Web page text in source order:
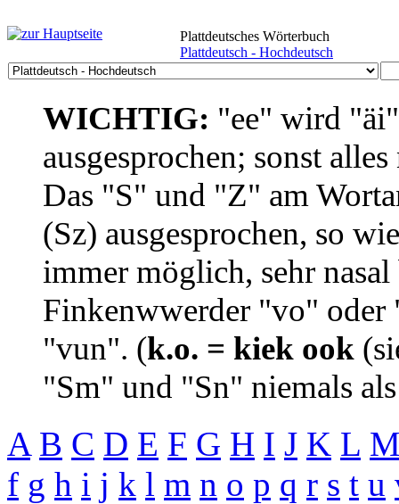
Plattdeutsches Wörterbuch
Plattdeutsch - Hochdeutsch
WICHTIG: "ee" wird
ausgesprochen; sonst
Das "S" und "Z" am
(Sz) ausgesprochen, so
immer möglich, sehr
Finkenwwerder "vo"
"vun". (k.o. = kiek ook
"Sm" und "Sn" niemals
A B C D E F G H I J K L
f g h i j k l m n o p q r s t u